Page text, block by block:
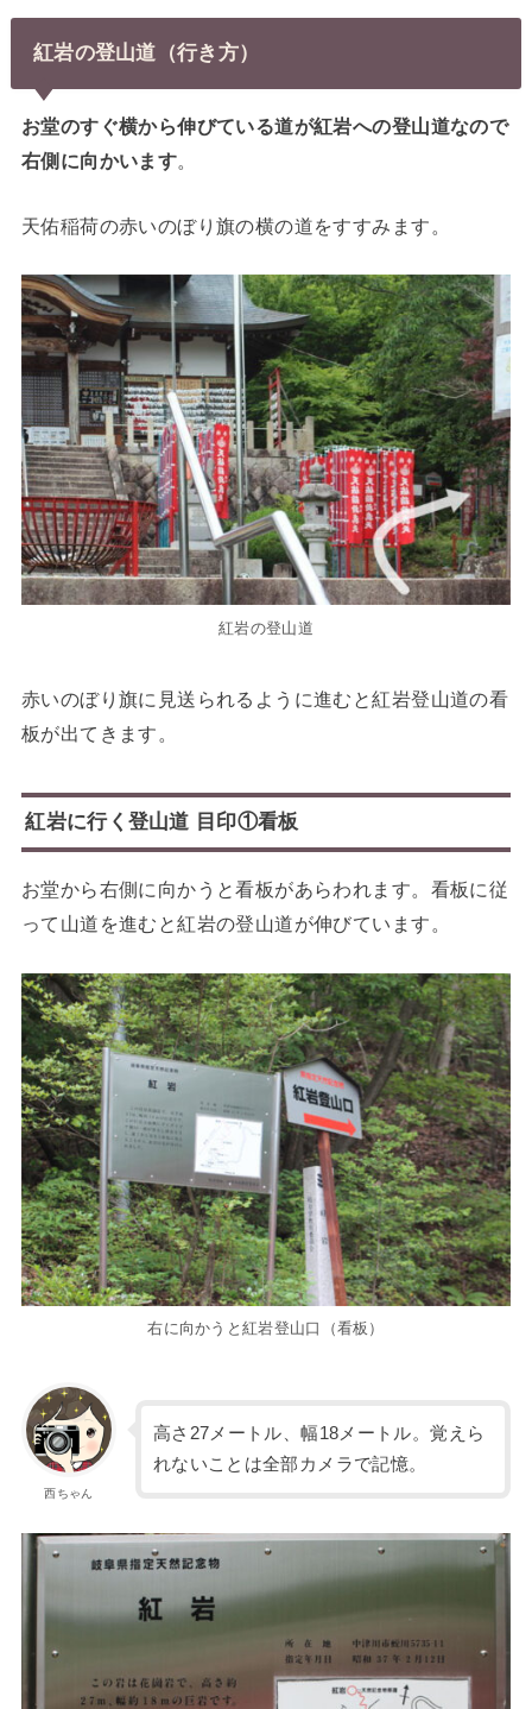
紅岩の登山道（行き方）
お堂のすぐ横から伸びている道が紅岩への登山道なので
右側に向かいます。
天佑稲荷の赤いのぼり旗の横の道をすすみます。
紅岩の登山道
赤いのぼり旗に見送られるように進むと紅岩登山道の看
板が出てきます。
紅岩に行く登山道 目印①看板
お堂から右側に向かうと看板があらわれます。看板に従
って山道を進むと紅岩の登山道が伸びています。
右に向かうと紅岩登山口（看板）
西ちゃん
高さ27メートル、幅18メートル。覚えら
れないことは全部カメラで記憶。